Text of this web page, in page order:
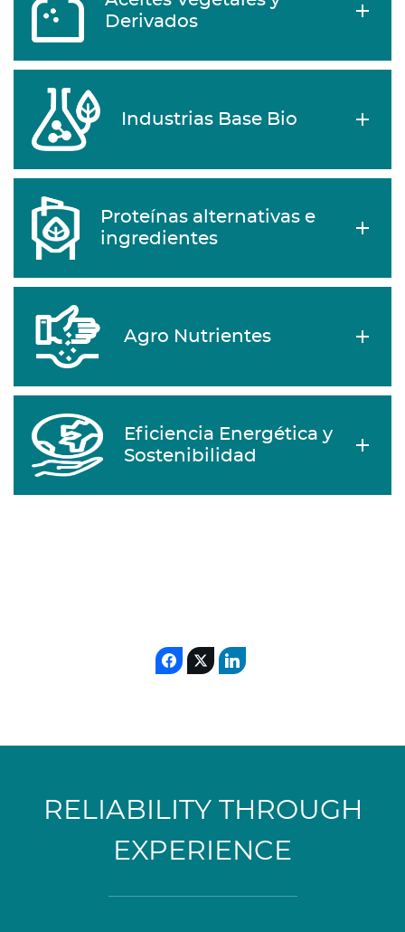
Derivados
Industrias Base Bio
Proteínas alternativas e
ingredientes
Agro Nutrientes
Eficiencia Energética y
Sostenibilidad
RELIABILITY THROUGH
EXPERIENCE